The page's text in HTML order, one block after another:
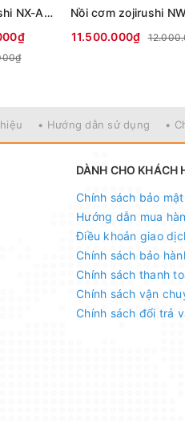
Nồi cơm Zojirushi NX-AA10 1L dòng cao cấp tách đường nội địa Nhật
11.500.000₫
• Hướng dẫn sử dụng •
DÀNH CHO KHÁCH
Chính sách bảo mật
Hướng dẫn mua
Điều khoản giao
Chính sách bảo
Chính sách thanh
Chính sách vận
Chính sách đổi trả